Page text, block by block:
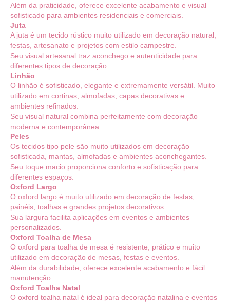
Além da praticidade, oferece excelente acabamento e visual
sofisticado para ambientes residenciais e comerciais.
Juta
A juta é um tecido rústico muito utilizado em decoração natural,
festas, artesanato e projetos com estilo campestre.
Seu visual artesanal traz aconchego e autenticidade para
diferentes tipos de decoração.
Linhão
O linhão é sofisticado, elegante e extremamente versátil. Muito
utilizado em cortinas, almofadas, capas decorativas e
ambientes refinados.
Seu visual natural combina perfeitamente com decoração
moderna e contemporânea.
Peles
Os tecidos tipo pele são muito utilizados em decoração
sofisticada, mantas, almofadas e ambientes aconchegantes.
Seu toque macio proporciona conforto e sofisticação para
diferentes espaços.
Oxford Largo
O oxford largo é muito utilizado em decoração de festas,
painéis, toalhas e grandes projetos decorativos.
Sua largura facilita aplicações em eventos e ambientes
personalizados.
Oxford Toalha de Mesa
O oxford para toalha de mesa é resistente, prático e muito
utilizado em decoração de mesas, festas e eventos.
Além da durabilidade, oferece excelente acabamento e fácil
manutenção.
Oxford Toalha Natal
O oxford toalha natal é ideal para decoração natalina e eventos